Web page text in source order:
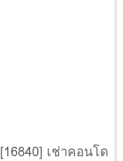
[16840] เช่าคอนโด